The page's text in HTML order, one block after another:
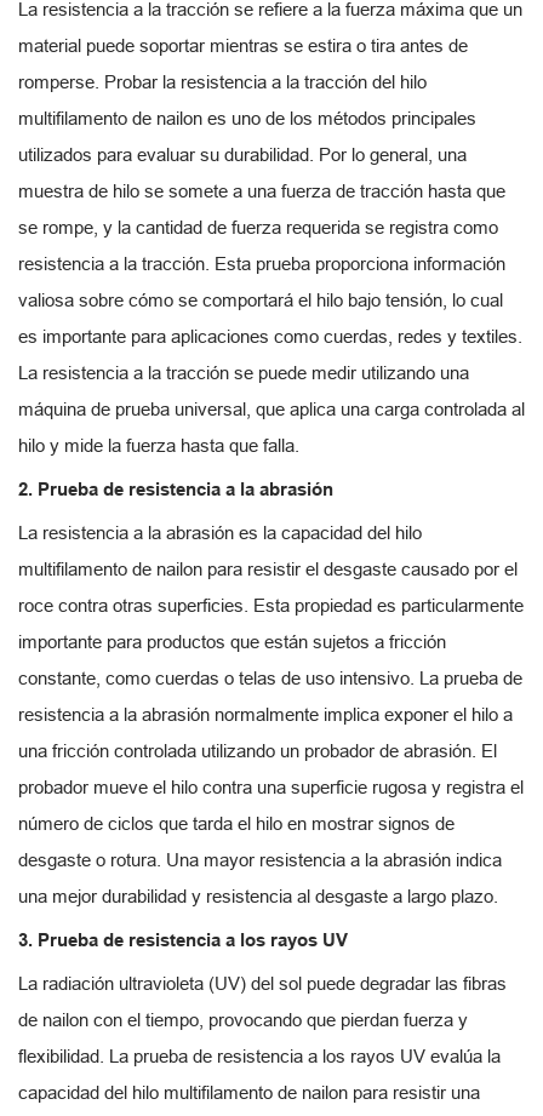
La resistencia a la tracción se refiere a la fuerza máxima que un
material puede soportar mientras se estira o tira antes de
romperse. Probar la resistencia a la tracción del hilo
multifilamento de nailon es uno de los métodos principales
utilizados para evaluar su durabilidad. Por lo general, una
muestra de hilo se somete a una fuerza de tracción hasta que
se rompe, y la cantidad de fuerza requerida se registra como
resistencia a la tracción. Esta prueba proporciona información
valiosa sobre cómo se comportará el hilo bajo tensión, lo cual
es importante para aplicaciones como cuerdas, redes y textiles.
La resistencia a la tracción se puede medir utilizando una
máquina de prueba universal, que aplica una carga controlada al
hilo y mide la fuerza hasta que falla.
2. Prueba de resistencia a la abrasión
La resistencia a la abrasión es la capacidad del hilo
multifilamento de nailon para resistir el desgaste causado por el
roce contra otras superficies. Esta propiedad es particularmente
importante para productos que están sujetos a fricción
constante, como cuerdas o telas de uso intensivo. La prueba de
resistencia a la abrasión normalmente implica exponer el hilo a
una fricción controlada utilizando un probador de abrasión. El
probador mueve el hilo contra una superficie rugosa y registra el
número de ciclos que tarda el hilo en mostrar signos de
desgaste o rotura. Una mayor resistencia a la abrasión indica
una mejor durabilidad y resistencia al desgaste a largo plazo.
3. Prueba de resistencia a los rayos UV
La radiación ultravioleta (UV) del sol puede degradar las fibras
de nailon con el tiempo, provocando que pierdan fuerza y
flexibilidad. La prueba de resistencia a los rayos UV evalúa la
capacidad del hilo multifilamento de nailon para resistir una